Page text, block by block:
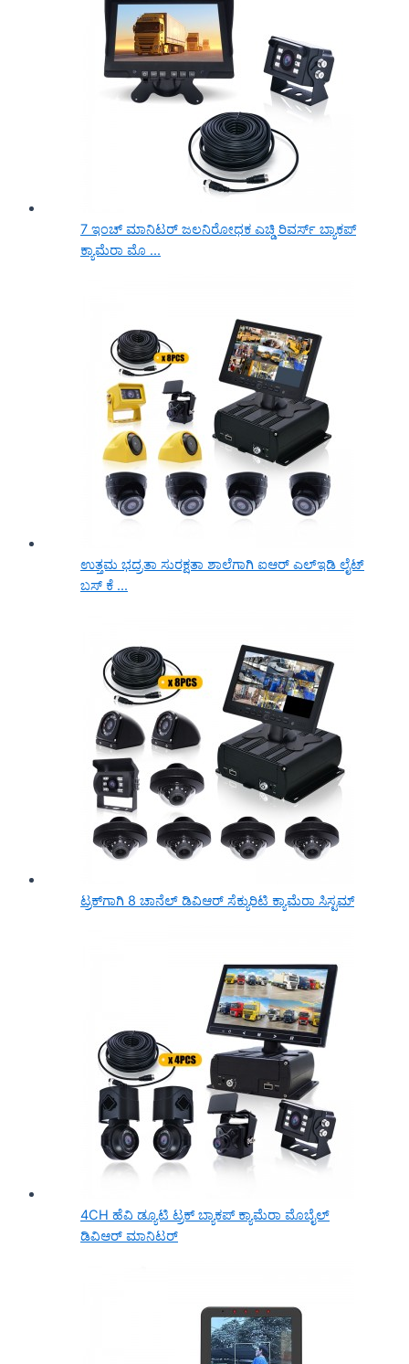
7 ಇಂಚ್ ಮಾನಿಟರ್ ಜಲನಿರೋಧಕ ಎಚ್ಡಿ ರಿವರ್ಸ್ ಬ್ಯಾಕಪ್
ಕ್ಯಾಮೆರಾ ಮೊ ...
ಉತ್ತಮ ಭದ್ರತಾ ಸುರಕ್ಷತಾ ಶಾಲೆಗಾಗಿ ಐಆರ್ ಎಲ್ಇಡಿ ಲೈಟ್
ಬಸ್ ಕೆ ...
ಟ್ರಕ್‌ಗಾಗಿ 8 ಚಾನೆಲ್ ಡಿವಿಆರ್ ಸೆಕ್ಯುರಿಟಿ ಕ್ಯಾಮೆರಾ ಸಿಸ್ಟಮ್
4CH ಹೆವಿ ಡ್ಯೂಟಿ ಟ್ರಕ್ ಬ್ಯಾಕಪ್ ಕ್ಯಾಮೆರಾ ಮೊಬೈಲ್
ಡಿವಿಆರ್ ಮಾನಿಟರ್